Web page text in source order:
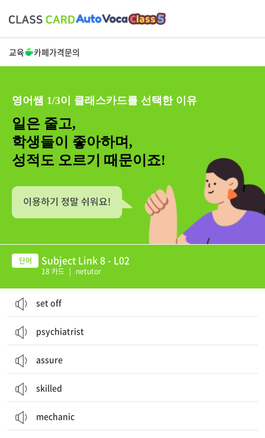
교육 카페가격문의
영어쌤 1/3이 클래스카드를 선택한 이유
일은 줄고,
학생들이 좋아하며,
성적도 오르기 때문이죠!
Subject Link 8 - L02
18 카드 | netutor
set off
psychiatrist
assure
skilled
mechanic